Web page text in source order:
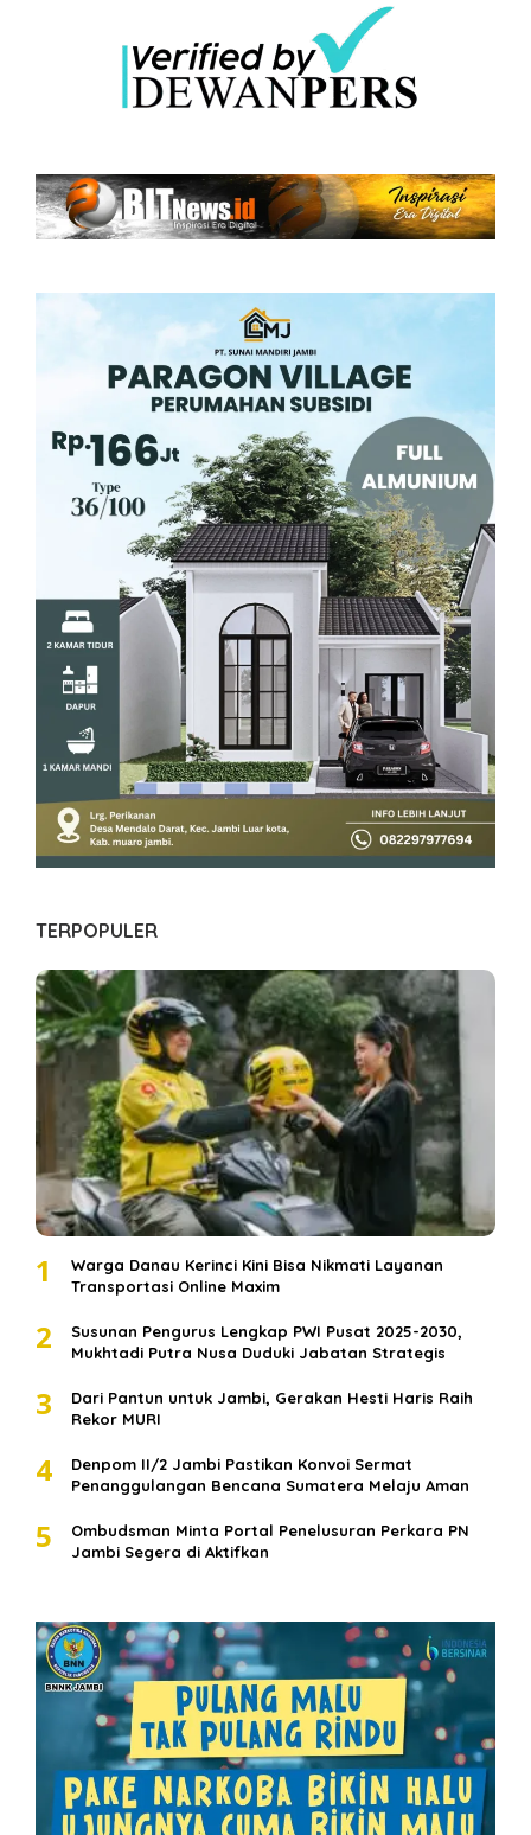
TERPOPULER
1
Warga Danau Kerinci Kini Bisa Nikmati Layanan
Transportasi Online Maxim
2
Susunan Pengurus Lengkap PWI Pusat 2025-2030,
Mukhtadi Putra Nusa Duduki Jabatan Strategis
3
Dari Pantun untuk Jambi, Gerakan Hesti Haris Raih
Rekor MURI
4
Denpom II/2 Jambi Pastikan Konvoi Sermat
Penanggulangan Bencana Sumatera Melaju Aman
5
Ombudsman Minta Portal Penelusuran Perkara PN
Jambi Segera di Aktifkan